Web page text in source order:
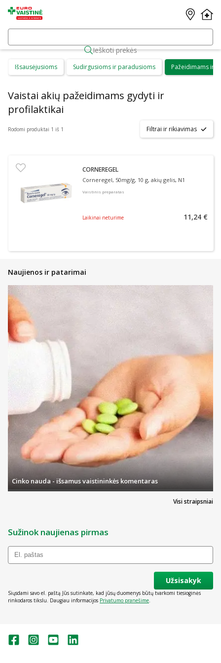
Ieškoti prekės
Išsausėjusioms Sudirgusioms ir paradusioms Pažeidimams ir
Vaistai akių pažeidimams gydyti ir
profilaktikai
Rodomi produktai 1 iš 1 Filtrai ir rikiavimas
CORNEREGEL
Corneregel, 50mg/g, 10 g, akių gelis, N1
Vaistinis preparatas
Laikinai neturime 11,24 €
Naujienos ir patarimai
Visi straipsniai
Cinko nauda - išsamus vaistininkės komentaras
Sužinok naujienas pirmas
Užsisakyk
Siųsdami savo el. paštą Jūs sutinkate, kad jūsų duomenys būtų tvarkomi tiesioginės
rinkodaros tikslu. Daugiau informacijos Privatumo pranešime.